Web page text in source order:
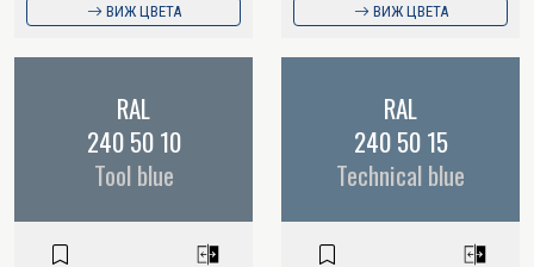
ВИЖ ЦВЕТА ВИЖ ЦВЕТА
RAL
240 50 10
Tool blue
RAL
240 50 15
Technical blue